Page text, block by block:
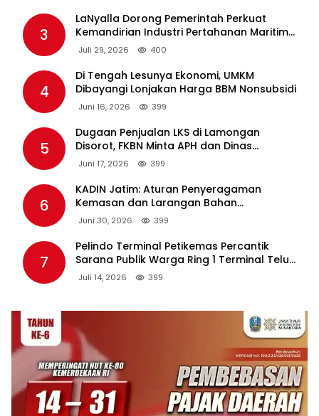
3
LaNyalla Dorong Pemerintah Perkuat
Kemandirian Industri Pertahanan Maritim
Lewat PT PAL
Juli 29, 2026 400
4
Di Tengah Lesunya Ekonomi, UMKM
Dibayangi Lonjakan Harga BBM Nonsubsidi
Juni 16, 2026 399
5
Dugaan Penjualan LKS di Lamongan
Disorot, FKBN Minta APH dan Dinas
Pendidikan Bertindak Tegas.
Juni 17, 2026 399
6
KADIN Jatim: Aturan Penyeragaman
Kemasan dan Larangan Bahan
Tambahan Berpotensi Ganggu Industri
Juni 30, 2026 399
7
Pelindo Terminal Petikemas Percantik
Sarana Publik Warga Ring 1 Terminal Teluk
Lamong Lewat Program TJSL
Juli 14, 2026 399